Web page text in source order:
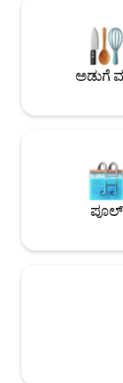
(3 ಕಿ .ಮೀ) ಅಮಾಲ್ಫಿ
.ಮೀ) ಪೊಸಿಟಾನೊ
.ಮೀ) ಕ್ಯಾಪ್ರಿ
ಅಡುಗೆ
ಪೂಲ್